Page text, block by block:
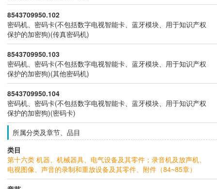
8543709950.102
密码机、密码卡(不包括数字电视智能卡、蓝牙模块、用于知识产权
保护的加密狗)(传真密码机)
8543709950.103
密码机、密码卡(不包括数字电视智能卡、蓝牙模块、用于知识产权
保护的加密狗)(其他密码机)
8543709950.104
密码机、密码卡(不包括数字电视智能卡、蓝牙模块、用于知识产权
保护的加密狗)(密码卡)
所属分类及章节、品目
类目
第十六类 机器、机械器具、电气设备及其零件；录音机及放声机、
电视图像、声音的录制和重放设备及其零件、附件（84~85章）